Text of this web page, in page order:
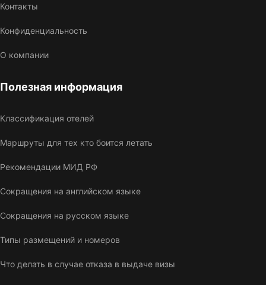
Контакты
Конфиденциальность
О компании
Полезная информация
Классификация отелей
Маршруты для тех кто боится летать
Рекомендации МИД РФ
Сокращения на английском языке
Сокращения на русском языке
Типы размещений и номеров
Что делать в случае отказа в выдаче визы